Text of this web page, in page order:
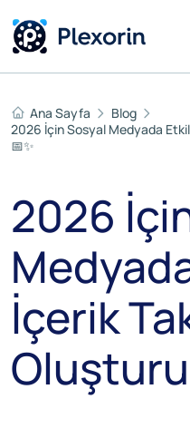
Ana Sayfa
Blog
2026 İçin Sosyal Medyada
📅✨
2026
İçerik